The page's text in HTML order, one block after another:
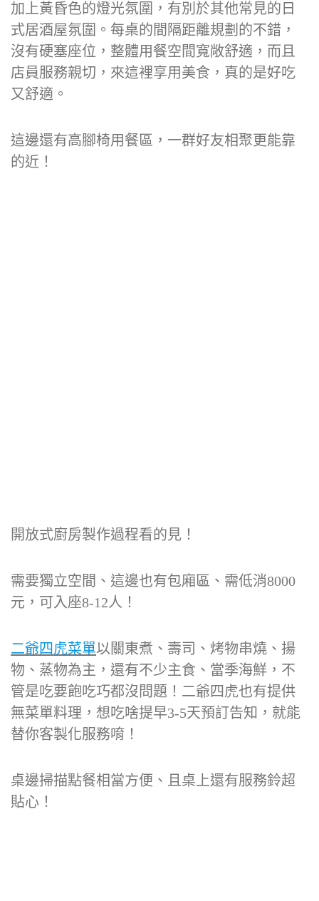
加上黃昏色的燈光氛圍，有別於其他常見的日
式居酒屋氛圍。每桌的間隔距離規劃的不錯，
沒有硬塞座位，整體用餐空間寬敞舒適，而且
店員服務親切，來這裡享用美食，真的是好吃
又舒適。
這邊還有高腳椅用餐區，一群好友相聚更能靠
的近！
開放式廚房製作過程看的見！
需要獨立空間、這邊也有包廂區、需低消8000
元，可入座8-12人！
二爺四虎菜單以關東煮、壽司、烤物串燒、揚
物、蒸物為主，還有不少主食、當季海鮮，不
管是吃要飽吃巧都沒問題！二爺四虎也有提供
無菜單料理，想吃啥提早3-5天預訂告知，就能
替你客製化服務唷！
桌邊掃描點餐相當方便、且桌上還有服務鈴超
貼心！